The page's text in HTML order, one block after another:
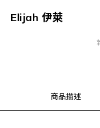
Elijah 伊萊
商品描述